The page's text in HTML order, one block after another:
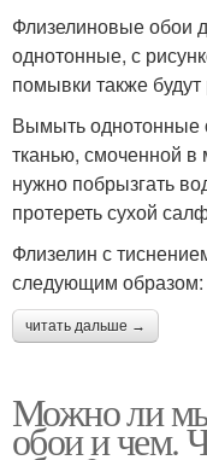
Флизелиновые обои
однотонные, с
помывки также
Вымыть однотонные
тканью, смоченной
нужно побрызгать
протереть сухой
Флизелин с
следующим образом:
читать дальше →
Можно ли
обои и чем.